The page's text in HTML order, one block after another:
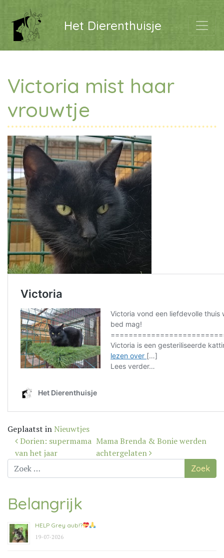
Het Dierenthuisje
Victoria mist haar
vrouwtje
Geplaatst in Nieuwtjes
Bericht
navigatie
Dorien: supermama
van het jaar
Mama Brenda & Bonie werden
achtergelaten
Zoek
naar:
Belangrijk
HELP Grey aub!?
19-07-2026